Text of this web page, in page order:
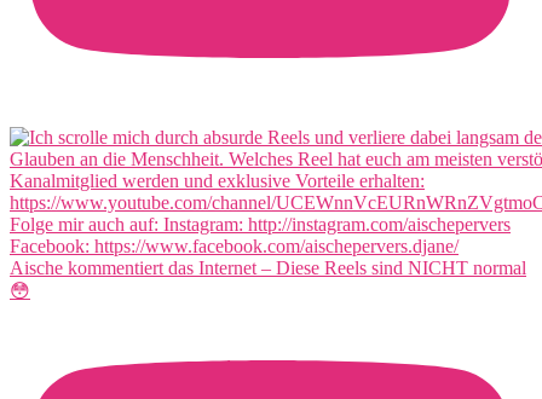
Aische kommentiert das Internet – Diese Reels sind NICHT normal
😳